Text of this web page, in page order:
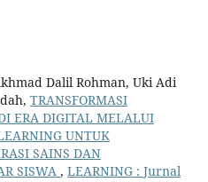
Dalil Rohman, Uki Adi
TRANSFORMASI
ERA DIGITAL MELALUI
UNTUK
SAINS DAN
SISWA , LEARNING : Jurnal